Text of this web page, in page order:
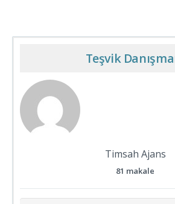
Teşvik
Timsah Ajans
81 makale